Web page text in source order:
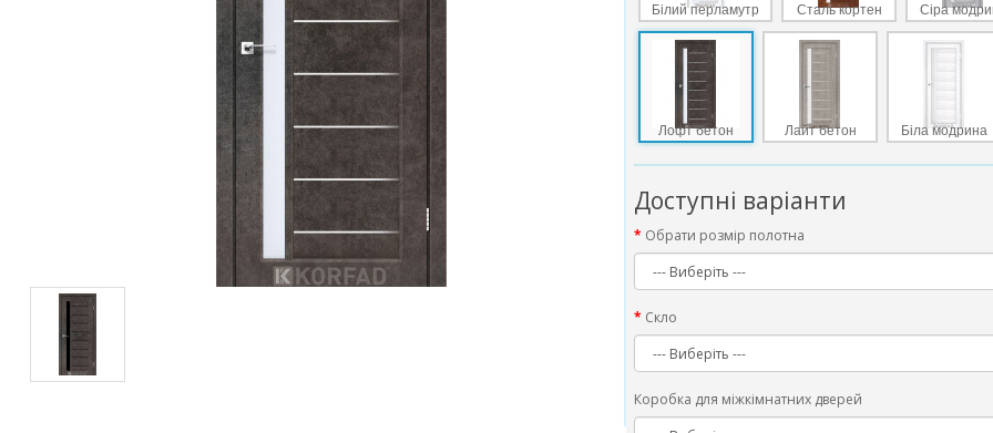
Білий перламутр Сталь кортен Сіра
Лофт бетон Лайт бетон Біла модрина
Доступні варіанти
Обрати розмір полотна
Скло
Коробка для міжкімнатних дверей